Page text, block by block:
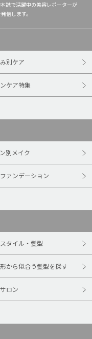
誌で活躍中の美容レポーターが
信します。
別ケア
ケア特集
別メイク
ァンデーション
タイル・髪型
から似合う髪型を探す
ロン